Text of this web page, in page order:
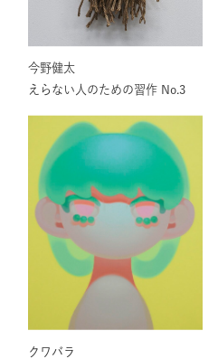
今野健太
えらない⼈のための習作 No.3
クワバラ